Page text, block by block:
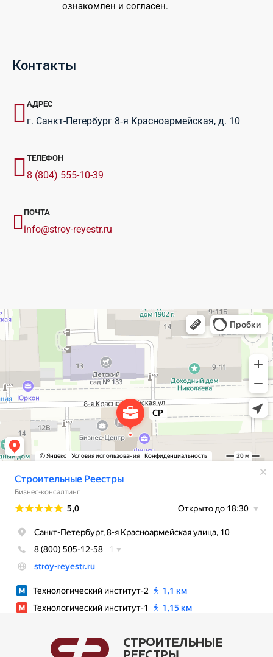
ознакомлен и согласен.
Контакты
АДРЕС
г. Санкт-Петербург 8‑я Красноармейская, д. 10
ТЕЛЕФОН
8 (804) 555-10-39
ПОЧТА
info@stroy-reyestr.ru